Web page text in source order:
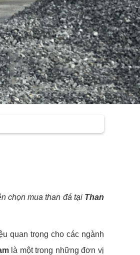
chọn mua than đá tại Than
quan trọng cho các ngành
là một trong những đơn vị